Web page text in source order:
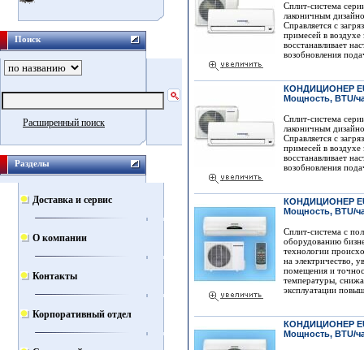
Поиск
Расширенный поиск
Разделы
Доставка и сервис
О компании
Контакты
Корпоративный отдел
Сплит-система
лаконичным
Справляется с
примесей в воздухе
восстанавливает
возобновления
КОНДИЦИОНЕР
Мощность, BTU/
Сплит-система
лаконичным
Справляется с
примесей в воздухе
восстанавливает
возобновления
КОНДИЦИОНЕР
Мощность, BTU/
Сплит-система с
оборудованию
технологии
на электричество,
помещения и
температуры,
эксплуатации
КОНДИЦИОНЕР
Мощность, BTU/